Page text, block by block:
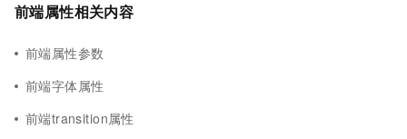
前端属性相关内容
前端属性参数
前端字体属性
前端transition属性